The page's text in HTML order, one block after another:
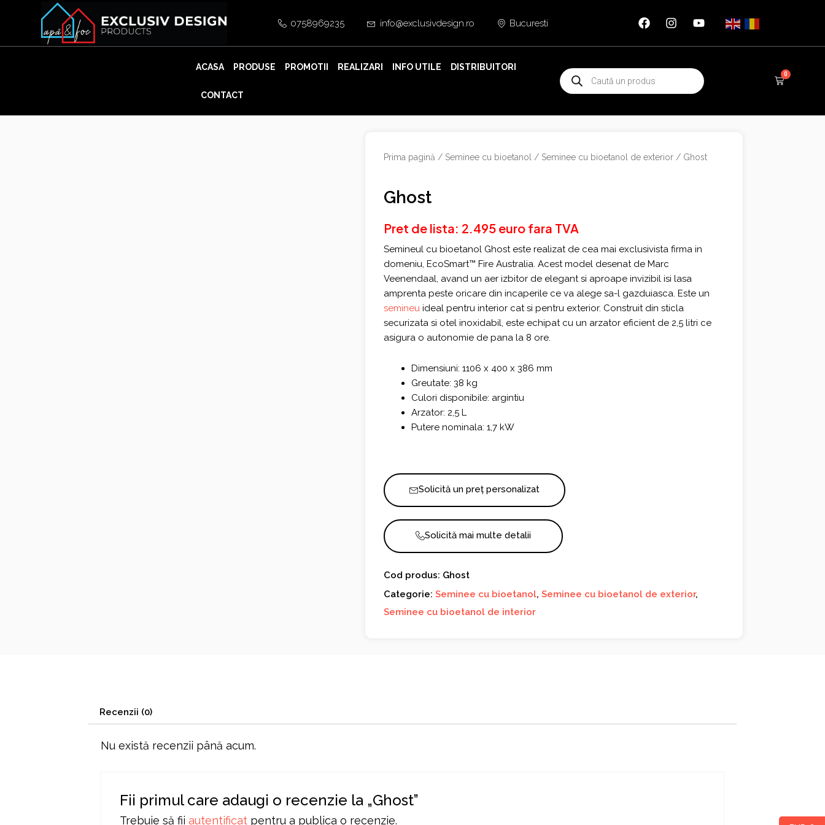
content
0758969235 info@exclusivdesign.ro Bucuresti
ACASA PRODUSE PROMOTII REALIZARI INFO UTILE DISTRIBUITORI
CONTACT
Products
search
0
Cart
Prima pagină / Seminee cu bioetanol / Seminee cu bioetanol de exterior / Ghost
Ghost
Pret de lista: 2.495 euro fara TVA
Semineul cu bioetanol Ghost este realizat de cea mai exclusivista firma in
domeniu, EcoSmart™ Fire Australia. Acest model desenat de Marc
Veenendaal, avand un aer izbitor de elegant si aproape invizibil isi lasa
amprenta peste oricare din incaperile ce va alege sa-l gazduiasca. Este un
semineu ideal pentru interior cat si pentru exterior. Construit din sticla
securizata si otel inoxidabil, este echipat cu un arzator eficient de 2,5 litri ce
asigura o autonomie de pana la 8 ore.
Dimensiuni: 1106 x 400 x 386 mm
Greutate: 38 kg
Culori disponibile: argintiu
Arzator: 2,5 L
Putere nominala: 1,7 kW
Solicită un preț personalizat
Solicită mai multe detalii
Cod produs: Ghost
Categorie:Seminee cu bioetanol,Seminee cu bioetanol de exterior,
Seminee cu bioetanol de interior
Recenzii (0)
Nu există recenzii până acum.
Fii primul care adaugi o recenzie la „Ghost”
Trebuie să fiiautentificat pentru a publica o recenzie.